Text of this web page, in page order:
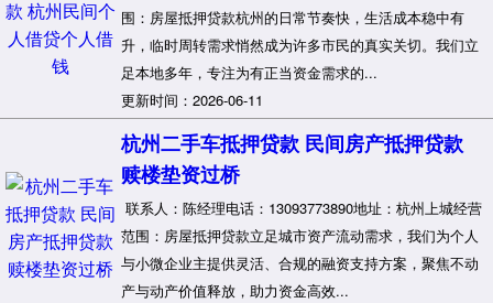
围：房屋抵押贷款杭州的日常节奏快，生活成本稳中有
升，临时周转需求悄然成为许多市民的真实关切。我们立
足本地多年，专注为有正当资金需求的...
更新时间：2026-06-11
杭州二手车抵押贷款 民间房产抵押贷款
赎楼垫资过桥
联系人：陈经理电话：13093773890地址：杭州上城经营
范围：房屋抵押贷款立足城市资产流动需求，我们为个人
与小微企业主提供灵活、合规的融资支持方案，聚焦不动
产与动产价值释放，助力资金高效...